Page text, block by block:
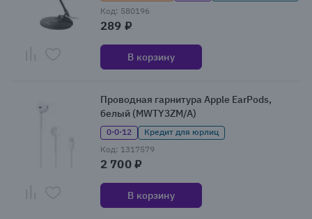
Код: 580196
289 ₽
В корзину
Проводная гарнитура Apple EarPods,
белый (MWTY3ZM/A)
0·0·12
Кредит для юрлиц
Код: 1317579
2 700 ₽
В корзину